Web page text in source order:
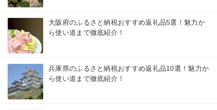
大阪府のふるさと納税おすすめ返礼品5選！魅力か
ら使い道まで徹底紹介！
兵庫県のふるさと納税おすすめ返礼品10選！魅力か
ら使い道まで徹底紹介！